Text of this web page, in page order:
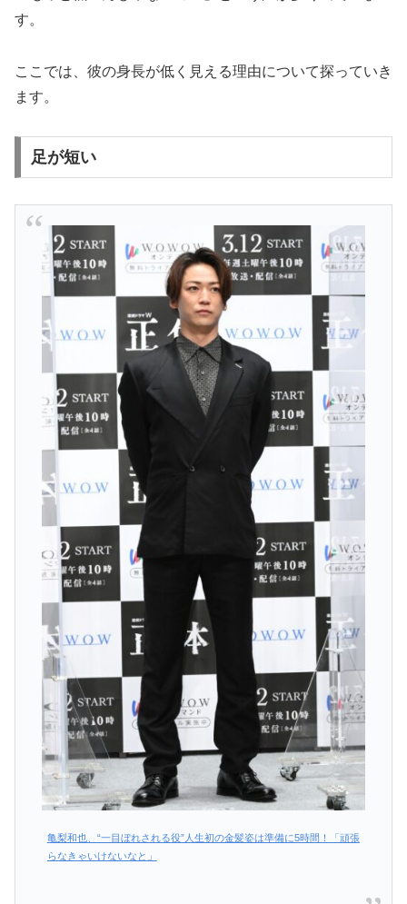
す。
ここでは、彼の身長が低く見える理由について探っていき
ます。
足が短い
亀梨和也、“一目ぼれされる役”人生初の金髪姿は準備に5時間！「頑張
らなきゃいけないなと」